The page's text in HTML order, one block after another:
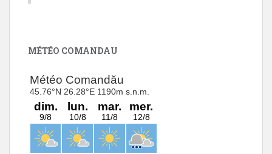
MÉTÉO COMANDAU